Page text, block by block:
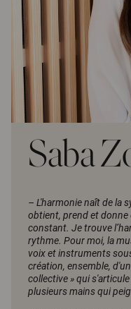
Saba
– L'harmonie naît de la
obtient, prend et
constant. Je trouve
rythme. Pour moi, la
voix et instruments
création, ensemble,
collective » qui
plusieurs mains qui